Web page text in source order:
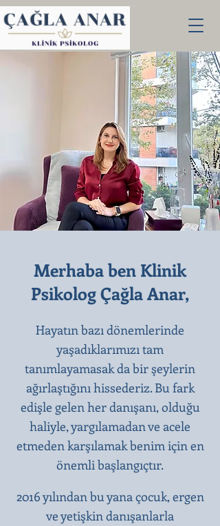
Merhaba ben Klinik
Psikolog Çağla Anar,
Hayatın bazı dönemlerinde
yaşadıklarımızı tam
tanımlayamasak da bir şeylerin
ağırlaştığını hissederiz. Bu fark
edişle gelen her danışanı, olduğu
haliyle, yargılamadan ve acele
etmeden karşılamak benim için en
önemli başlangıçtır.​
2016 yılından bu yana çocuk, ergen
ve yetişkin danışanlarla